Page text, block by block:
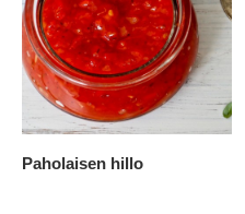
Paholaisen hillo